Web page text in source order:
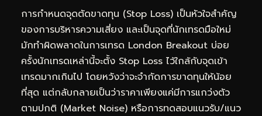
การกำหนดจุดตัดขาดทุน (Stop Loss) เป็นหัวใจสำคัญ
ของการบริหารความเสี่ยง และเป็นจุดที่นักเทรดมือใหม่
มักทำผิดพลาดในการเทรด London Breakout บ่อย
ครั้งนักเทรดเหล่านี้จะตั้ง Stop Loss ไว้ใกล้กับจุดเข้า
เทรดมากเกินไป โดยหวังว่าจะจำกัดการขาดทุนให้น้อย
ที่สุด แต่กลับกลายเป็นว่าราคาเพียงแค่มีการแกว่งตัว
ตามปกติ (Market Noise) หรือการทดสอบแนวรับ/แนว